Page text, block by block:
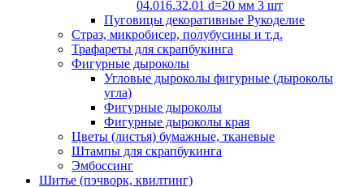
04.016.32.01 d=20 мм 3 шт
Пуговицы декоративные Рукоделие
Страз, микробисер, полубусины и т.д.
Трафареты для скрапбукинга
Фигурные дыроколы
Угловые дыроколы фигурные (дыроколы
угла)
Фигурные дыроколы
Фигурные дыроколы края
Цветы (листья) бумажные, тканевые
Штампы для скрапбукинга
Эмбоссинг
Шитье (пэчворк, квилтинг)